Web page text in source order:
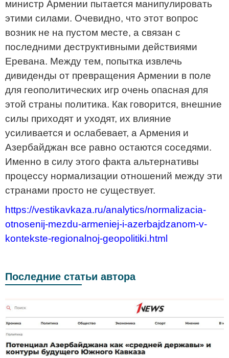
министр Армении пытается манипулировать
этими силами. Очевидно, что этот вопрос
возник не на пустом месте, а связан с
последними деструктивными действиями
Еревана. Между тем, попытка извлечь
дивиденды от превращения Армении в поле
для геополитических игр очень опасная для
этой страны политика. Как говорится, внешние
силы приходят и уходят, их влияние
усиливается и ослабевает, а Армения и
Азербайджан все равно остаются соседями.
Именно в силу этого факта альтернативы
процессу нормализации отношений между эти
странами просто не существует.
https://vestikavkaza.ru/analytics/normalizacia-
otnosenij-mezdu-armeniej-i-azerbajdzanom-v-
kontekste-regionalnoj-geopolitiki.html
Последние статьи автора